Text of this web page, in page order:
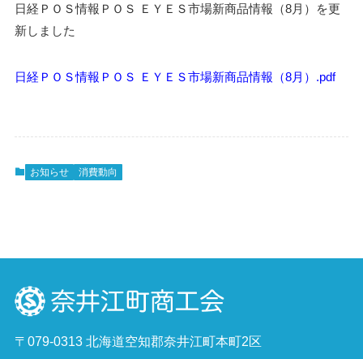
日経ＰＯＳ情報ＰＯＳ ＥＹＥＳ市場新商品情報（8月）を更
新しました
日経ＰＯＳ情報ＰＯＳ ＥＹＥＳ市場新商品情報（8月）.pdf
お知らせ 消費動向
〒079-0313 北海道空知郡奈井江町本町2区